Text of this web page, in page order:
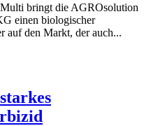
bringt die AGROsolution
einen biologischer
auf den Markt, der auch...